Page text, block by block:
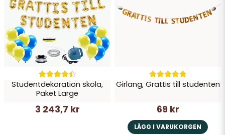
Studentdekoration skola,
Paket Large
3 243,7 kr
Girlang, Grattis till studenten
69 kr
LÄGG I VARUKORGEN